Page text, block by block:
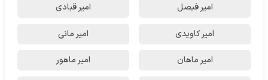
امیر فیصل امیر قبادی
امیر کاویدی امیر مانی
امیر ماهان امیر ماهور